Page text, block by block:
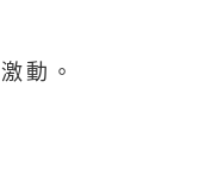
動。